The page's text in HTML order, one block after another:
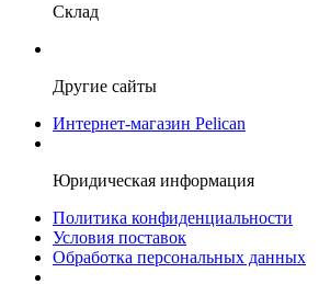
Склад
Другие сайты
Интернет-магазин Pelican
Юридическая информация
Политика конфиденциальности
Условия поставок
Обработка персональных данных